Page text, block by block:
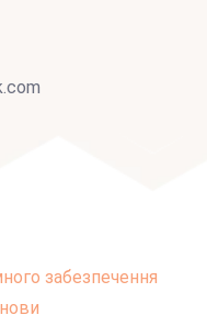
забезпечення